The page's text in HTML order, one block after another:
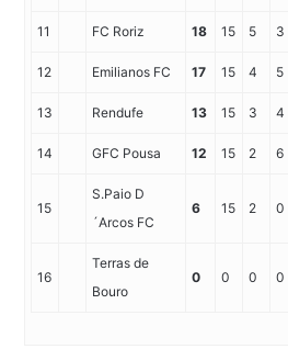
11 FC Roriz 18 15 5 3
12 Emilianos FC 17 15 4 5
13 Rendufe 13 15 3 4
14 GFC Pousa 12 15 2 6
15
S.Paio D
´Arcos FC
6 15 2 0
16
Terras de
Bouro
0 0 0 0